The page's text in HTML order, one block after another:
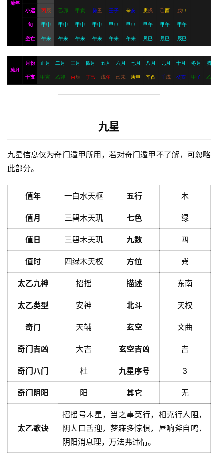
流年
小运 丙辰 乙卯 甲寅 癸丑 壬子 辛亥 庚戌 己酉 戊申
旬 甲申 甲申 甲申 甲申 甲申 甲申 甲午 甲午 甲午
空亡 午未 午未 午未 午未 午未 午未 辰巳 辰巳 辰巳
流月
月份 正月 二月 三月 四月 五月 六月 七月 八月 九月 十月 冬月 腊月
干支 甲寅 乙卯 丙辰 丁巳 戊午 己未 庚申 辛酉 壬戌 癸亥 甲子 乙
九星
九星信息仅为奇门遁甲所用，若对奇门遁甲不了解，可忽略
此部分。
值年 一白水天枢 五行 木
值月 三碧木天玑 七色 绿
值日 三碧木天玑 九数 四
值时 四绿木天权 方位 巽
太乙九神 招摇 描述 东南
太乙类型 安神 北斗 天权
奇门 天辅 玄空 文曲
奇门吉凶 大吉 玄空吉凶 吉
奇门八门 杜 九星序号 3
奇门阴阳 阳 其它 无
太乙歌诀
招摇号木星，当之事莫行，相克行人阻，
阴人口舌迎，梦寐多惊惧，屋响斧自鸣，
阴阳消息理，万法弗违情。